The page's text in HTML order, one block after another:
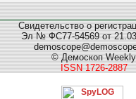
Свидетельство о
Эл № ФС77-54569 от
© Демоскоп Weekly
ISSN 1726-2887